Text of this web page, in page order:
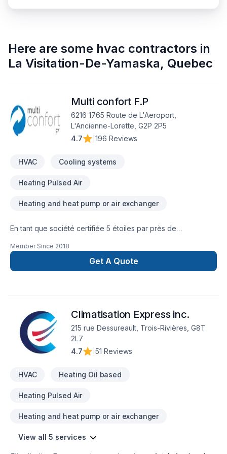
Here are some hvac contractors in
La Visitation-De-Yamaska, Quebec
Multi confort F.P
6216 1765 Route de L'Aeroport,
L'Ancienne-Lorette, G2P 2P5
4.7
196 Reviews
HVAC Cooling systems
Heating Pulsed Air
Heating and heat pump or air exchanger
En tant que société certifiée 5 étoiles par près de
bâtir la meilleure société en service de climatisation,
chauffage et de ventilation au Québec. Notre mission est
d’augmenter la qualité du confort et de l’air des résidents
Member Since 2018
Get A Quote
Climatisation Express inc.
215 rue Dessureault, Trois-Rivières, G8T
2L7
4.7
51 Reviews
HVAC Heating Oil based
Heating Pulsed Air
Heating and heat pump or air exchanger
View all 5 services